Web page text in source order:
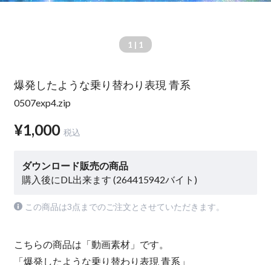
1 | 1
爆発したような乗り替わり表現 青系
0507exp4.zip
¥1,000 税込
ダウンロード販売の商品
購入後にDL出来ます (264415942バイト)
この商品は3点までのご注文とさせていただきます。
こちらの商品は「動画素材」です。
「爆発したような乗り替わり表現 青系」